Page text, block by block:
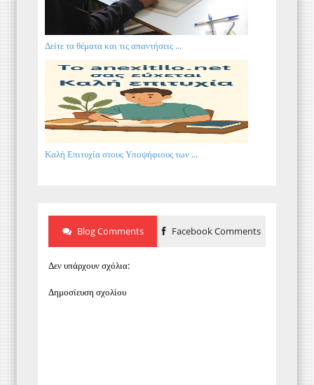
Δείτε τα θέματα και τις απαντήσεις ...
Καλή Επιτυχία στους Υποψήφιους των ...
Blog Comments Facebook Comments
Δεν υπάρχουν σχόλια:
Δημοσίευση σχολίου